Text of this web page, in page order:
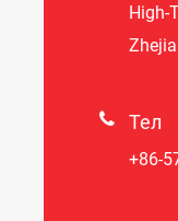
High-
 Тел
+86-